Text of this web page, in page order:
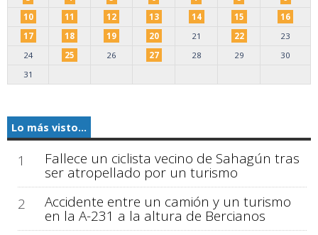
10
11 12 13 14 15
16
17
18 19 20 21 22
23
24
25 26 27 28 29
30
31
Lo más visto...
1 Fallece un ciclista vecino de Sahagún tras
ser atropellado por un turismo
2
Accidente entre un camión y un turismo
en la A-231 a la altura de Bercianos